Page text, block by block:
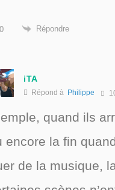
0 Répondre
iTA
Répond à Philippe
quand ils
encore la fin
de la musique,